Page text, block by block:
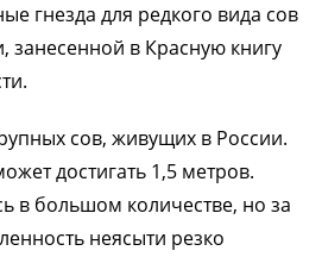
гнезда для редкого вида сов
занесенной в Красную книгу
сов, живущих в России.
достигать 1,5 метров.
в большом количестве, но за
неясыти резко